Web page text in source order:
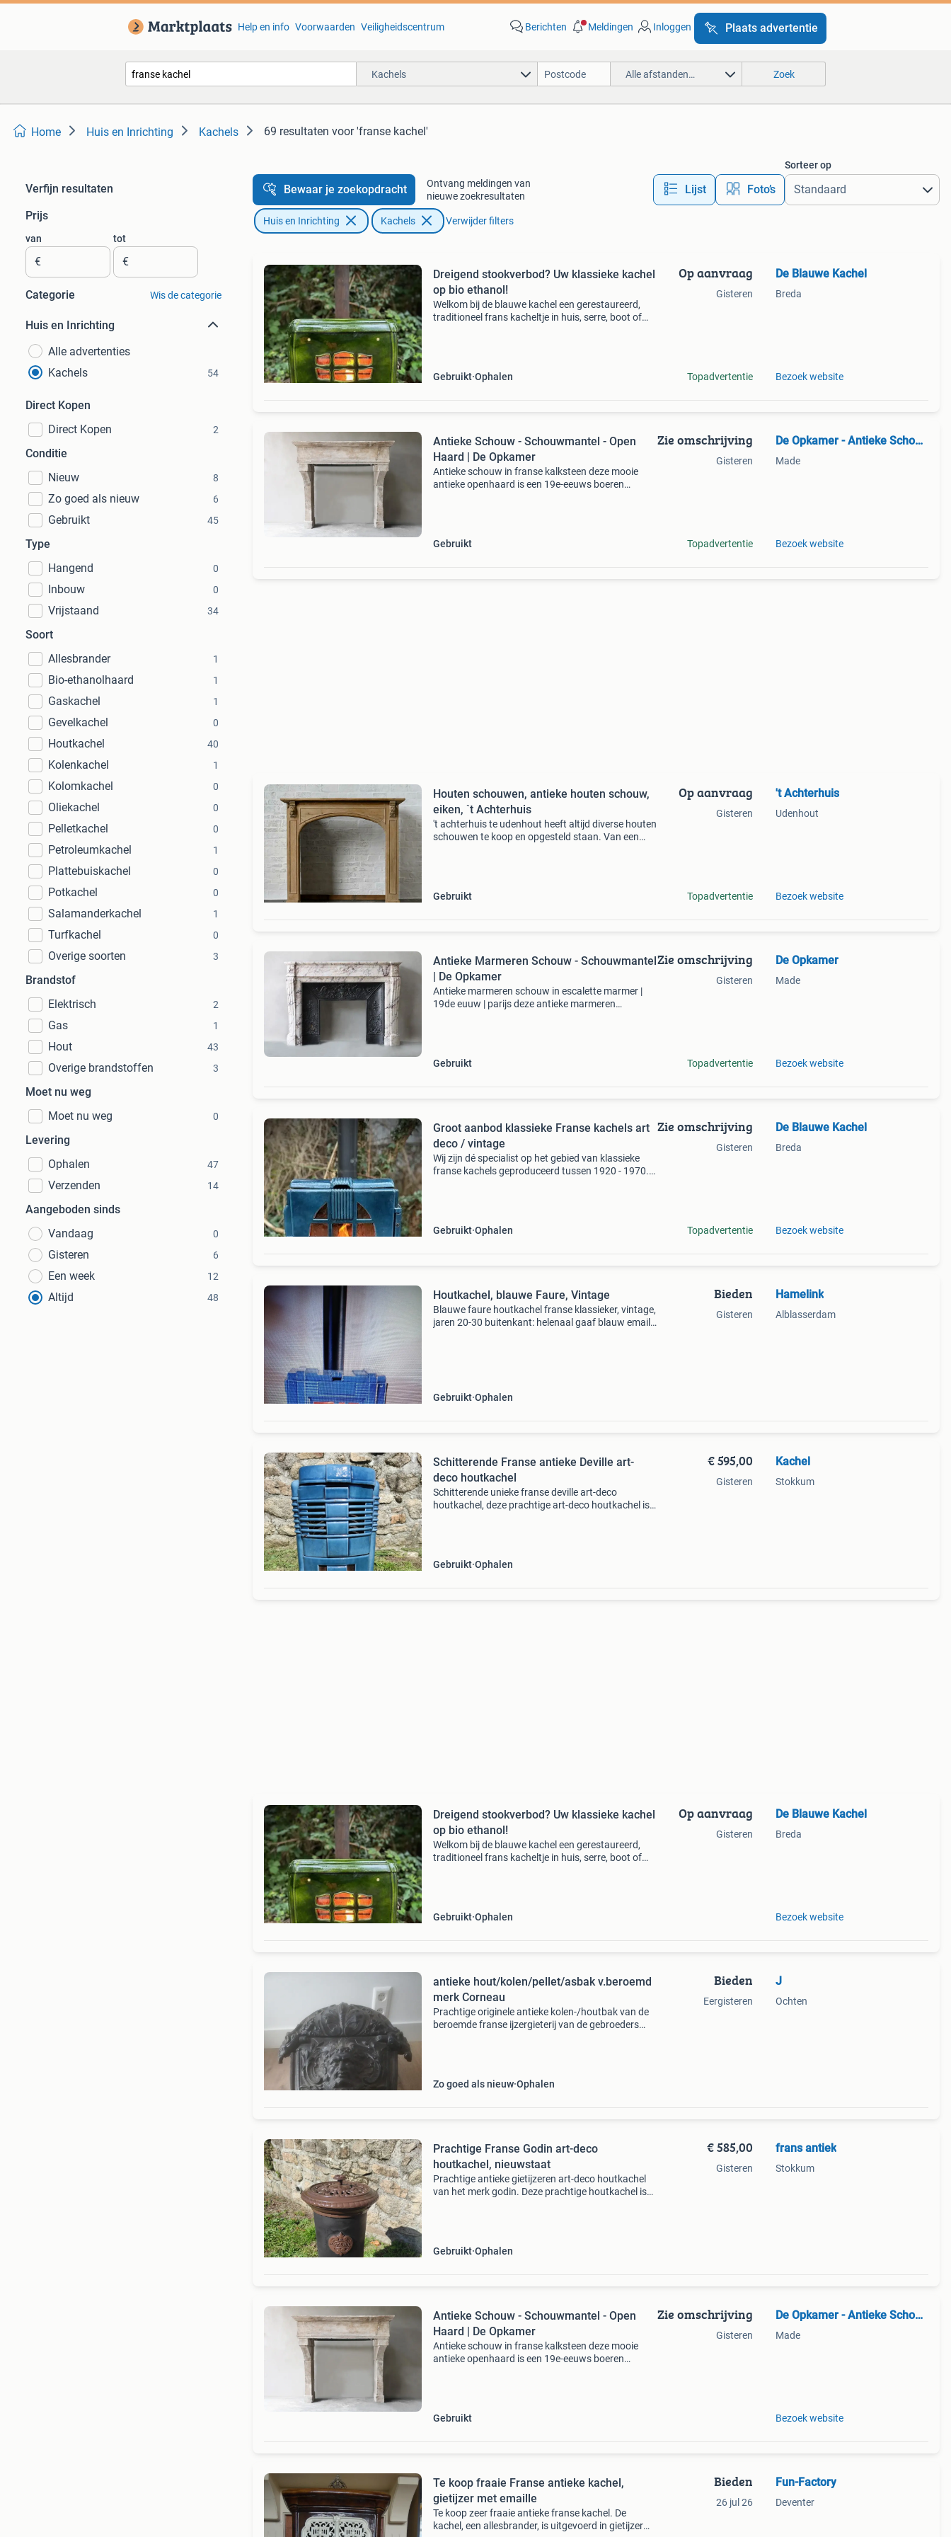
Help en info Voorwaarden Veiligheidscentrum Berichten Meldingen Inloggen Plaats advertentie
Kachels Alle afstanden… Zoek
Home Huis en Inrichting Kachels 69 resultaten voor 'franse kachel'
Verfijn resultaten
Prijs
van
€
tot
€
Categorie Wis de categorie
Huis en Inrichting
Alle advertenties
Kachels
54
Direct Kopen
Direct Kopen
2
Conditie
Nieuw
8
Zo goed als nieuw 6
Gebruikt 45
Type
Hangend
0
Inbouw 0
Vrijstaand 34
Soort
Allesbrander
1
Bio-ethanolhaard 1
Gaskachel 1
Gevelkachel 0
Houtkachel 40
Kolenkachel 1
Kolomkachel 0
Oliekachel 0
Pelletkachel 0
Petroleumkachel 1
Plattebuiskachel 0
Potkachel 0
Salamanderkachel 1
Turfkachel 0
Overige soorten 3
Brandstof
Elektrisch
2
Gas 1
Hout 43
Overige brandstoffen 3
Moet nu weg
Moet nu weg
0
Levering
Ophalen
47
Verzenden 14
Aangeboden sinds
Vandaag
0
Gisteren 6
Een week 12
Altijd 48
Bewaar je zoekopdracht
Ontvang meldingen van
nieuwe zoekresultaten
Lijst Foto’s
Sorteer op
Huis en Inrichting Kachels Verwijder filters
Dreigend stookverbod? Uw klassieke kachel
op bio ethanol!
Welkom bij de blauwe kachel een gerestaureerd,
traditioneel frans kacheltje in huis, serre, boot of
Gebruikt Ophalen
Op aanvraag
Gisteren
Topadvertentie
De Blauwe Kachel
Breda
Bezoek website
Antieke Schouw - Schouwmantel - Open
Haard | De Opkamer
Antieke schouw in franse kalksteen deze mooie
antieke openhaard is een 19e-eeuws boeren
Gebruikt
Zie omschrijving
Gisteren
Topadvertentie
De Opkamer - Antieke Schouwen
Made
Bezoek website
Houten schouwen, antieke houten schouw,
eiken, `t Achterhuis
't achterhuis te udenhout heeft altijd diverse houten
schouwen te koop en opgesteld staan. Van een
Gebruikt
Op aanvraag
Gisteren
Topadvertentie
't Achterhuis
Udenhout
Bezoek website
Antieke Marmeren Schouw - Schouwmantel
| De Opkamer
Antieke marmeren schouw in escalette marmer |
19de euuw | parijs deze antieke marmeren
Gebruikt
Zie omschrijving
Gisteren
Topadvertentie
De Opkamer
Made
Bezoek website
Groot aanbod klassieke Franse kachels art
deco / vintage
Wij zijn dé specialist op het gebied van klassieke
franse kachels geproduceerd tussen 1920 - 1970.
Gebruikt Ophalen
Zie omschrijving
Gisteren
Topadvertentie
De Blauwe Kachel
Breda
Bezoek website
Houtkachel, blauwe Faure, Vintage
Blauwe faure houtkachel franse klassieker, vintage,
jaren 20-30 buitenkant: helenaal gaaf blauw emaille
Gebruikt Ophalen
Bieden
Gisteren
Hamelink
Alblasserdam
Schitterende Franse antieke Deville art-
deco houtkachel
Schitterende unieke franse deville art-deco
houtkachel, deze prachtige art-deco houtkachel is
Gebruikt Ophalen
€ 595,00
Gisteren
Kachel
Stokkum
Dreigend stookverbod? Uw klassieke kachel
op bio ethanol!
Welkom bij de blauwe kachel een gerestaureerd,
traditioneel frans kacheltje in huis, serre, boot of
Gebruikt Ophalen
Op aanvraag
Gisteren
De Blauwe Kachel
Breda
Bezoek website
antieke hout/kolen/pellet/asbak v.beroemd
merk Corneau
Prachtige originele antieke kolen-/houtbak van de
beroemde franse ijzergieterij van de gebroeders
Zo goed als nieuw Ophalen
Bieden
Eergisteren
J
Ochten
Prachtige Franse Godin art-deco
houtkachel, nieuwstaat
Prachtige antieke gietijzeren art-deco houtkachel
van het merk godin. Deze prachtige houtkachel is
Gebruikt Ophalen
€ 585,00
Gisteren
frans antiek
Stokkum
Antieke Schouw - Schouwmantel - Open
Haard | De Opkamer
Antieke schouw in franse kalksteen deze mooie
antieke openhaard is een 19e-eeuws boeren
Gebruikt
Zie omschrijving
Gisteren
De Opkamer - Antieke Schouwen
Made
Bezoek website
Te koop fraaie Franse antieke kachel,
gietijzer met emaille
Te koop zeer fraaie antieke franse kachel. De
kachel, een allesbrander, is uitgevoerd in gietijzer
Bieden
26 jul 26
Fun-Factory
Deventer